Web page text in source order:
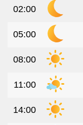
02:00
05:00
08:00
11:00
14:00